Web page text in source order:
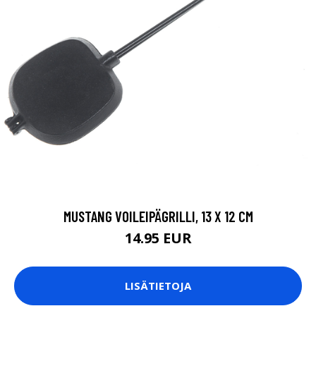
MUSTANG VOILEIPÄGRILLI, 13 X 12 CM
14.95 EUR
LISÄTIETOJA